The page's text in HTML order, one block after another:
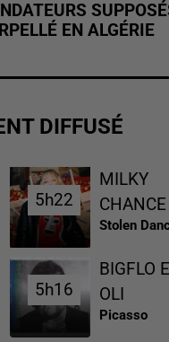
EN ALGÉRIE
DIFFUSÉ
5h22
5h22
MILKY
CHANCE
Stolen
5h16
5h16
BIGFLO
OLI
Picasso